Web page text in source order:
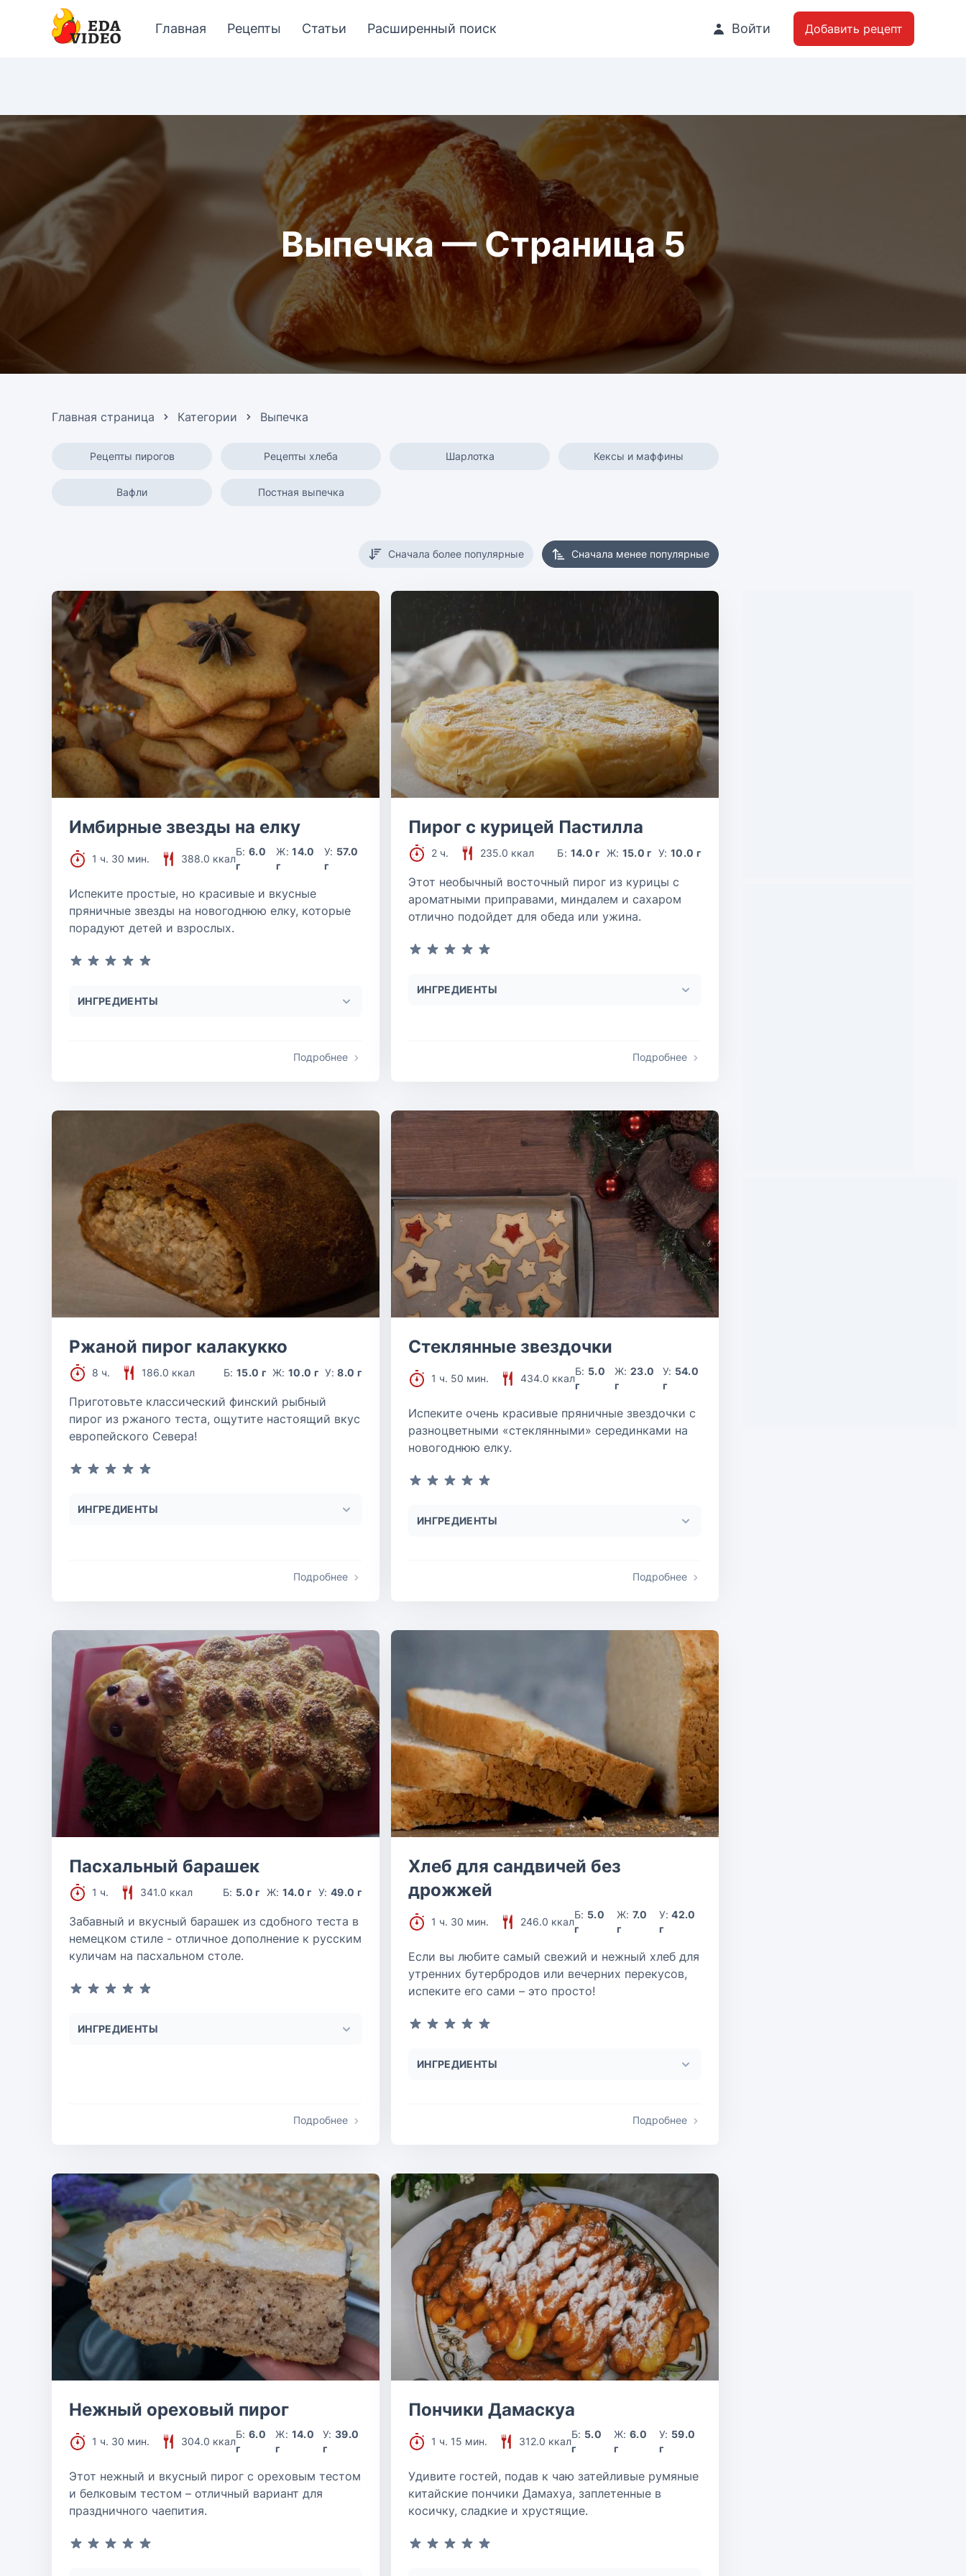
Главная Рецепты Статьи Расширенный поиск Войти Добавить рецепт
Выпечка — Страница 5
Главная страница Категории Выпечка
Рецепты пирогов Рецепты хлеба Шарлотка Кексы и маффины
Вафли Постная выпечка
Сначала более популярные Сначала менее популярные
Имбирные звезды на елку
1 ч. 30 мин. 388.0 ккал
Б:6.0
г
Ж:14.0
г
У: 57.0
г
Испеките простые, но красивые и вкусные
пряничные звезды на новогоднюю елку, которые
порадуют детей и взрослых.
ИНГРЕДИЕНТЫ
Подробнее
Пирог с курицей Пастилла
2 ч. 235.0 ккал Б: 14.0 г Ж: 15.0 г У: 10.0 г
Этот необычный восточный пирог из курицы с
ароматными приправами, миндалем и сахаром
отлично подойдет для обеда или ужина.
ИНГРЕДИЕНТЫ
Подробнее
Ржаной пирог калакукко
8 ч. 186.0 ккал Б: 15.0 г Ж:10.0 г У:8.0 г
Приготовьте классический финский рыбный
пирог из ржаного теста, ощутите настоящий вкус
европейского Севера!
ИНГРЕДИЕНТЫ
Подробнее
Стеклянные звездочки
1 ч. 50 мин. 434.0 ккал
Б: 5.0
г
Ж: 23.0
г
У: 54.0
г
Испеките очень красивые пряничные звездочки с
разноцветными «стеклянными» серединками на
новогоднюю елку.
ИНГРЕДИЕНТЫ
Подробнее
Пасхальный барашек
1 ч. 341.0 ккал Б: 5.0 г Ж: 14.0 г У: 49.0 г
Забавный и вкусный барашек из сдобного теста в
немецком стиле - отличное дополнение к русским
куличам на пасхальном столе.
ИНГРЕДИЕНТЫ
Подробнее
Хлеб для сандвичей без
дрожжей
1 ч. 30 мин. 246.0 ккал
Б: 5.0
г
Ж: 7.0
г
У:42.0
г
Если вы любите самый свежий и нежный хлеб для
утренних бутербродов или вечерних перекусов,
испеките его сами – это просто!
ИНГРЕДИЕНТЫ
Подробнее
Нежный ореховый пирог
1 ч. 30 мин. 304.0 ккал
Б:6.0
г
Ж: 14.0
г
У:39.0
г
Этот нежный и вкусный пирог с ореховым тестом
и белковым тестом – отличный вариант для
праздничного чаепития.
Пончики Дамаскуа
1 ч. 15 мин. 312.0 ккал
Б: 5.0
г
Ж:6.0
г
У: 59.0
г
Удивите гостей, подав к чаю затейливые румяные
китайские пончики Дамахуа, заплетенные в
косичку, сладкие и хрустящие.